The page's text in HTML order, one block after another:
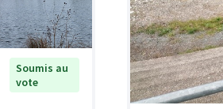
Soumis au
vote